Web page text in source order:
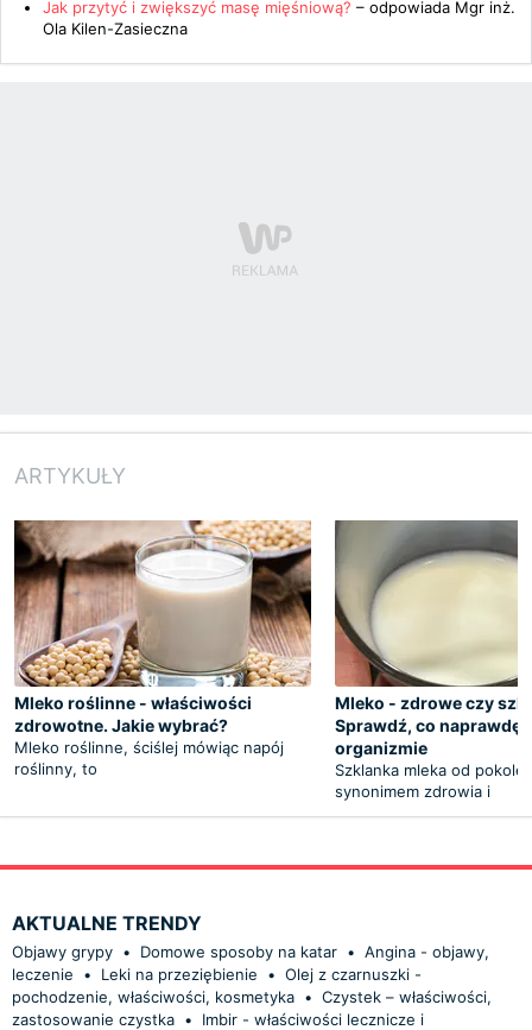
Jak przytyć i zwiększyć masę mięśniową? – odpowiada Mgr inż.
Ola Kilen-Zasieczna
ARTYKUŁY
Mleko roślinne - właściwości
zdrowotne. Jakie wybrać?
Mleko roślinne, ściślej mówiąc napój
roślinny, to
Mleko - zdrowe czy
Sprawdź, co naprawdę
organizmie
Szklanka mleka od
synonimem zdrowia i
AKTUALNE TRENDY
Objawy grypy • Domowe sposoby na katar • Angina - objawy,
leczenie
• Leki na przeziębienie • Olej z czarnuszki -
pochodzenie, właściwości, kosmetyka • Czystek – właściwości,
zastosowanie czystka •
Imbir - właściwości lecznicze i